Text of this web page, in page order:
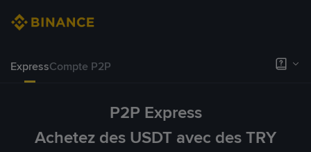
ExpressCompte P2P
P2P Express
Achetez des USDT avec des TRY